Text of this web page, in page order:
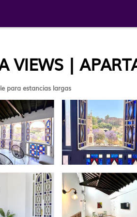
VIEWS |
para estancias largas